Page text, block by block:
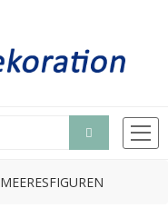
MEERESFIGUREN